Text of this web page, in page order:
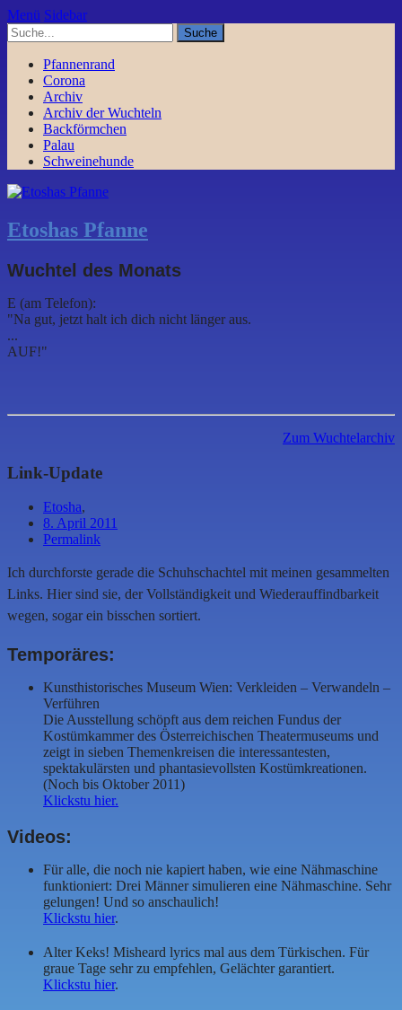
Menü Sidebar
Pfannenrand
Corona
Archiv
Archiv der Wuchteln
Backförmchen
Palau
Schweinehunde
Etoshas Pfanne
Wuchtel des Monats
E (am Telefon):
"Na gut, jetzt halt ich dich nicht länger aus.
...
AUF!"
Zum Wuchtelarchiv
Link-Update
Etosha,
8. April 2011
Permalink
Ich durchforste gerade die Schuhschachtel mit meinen gesammelten
Links. Hier sind sie, der Vollständigkeit und Wiederauffindbarkeit
wegen, sogar ein bisschen sortiert.
Temporäres:
Kunsthistorisches Museum Wien: Verkleiden – Verwandeln –
Verführen
Die Ausstellung schöpft aus dem reichen Fundus der
Kostümkammer des Österreichischen Theatermuseums und
zeigt in sieben Themenkreisen die interessantesten,
spektakulärsten und phantasievollsten Kostümkreationen.
(Noch bis Oktober 2011)
Klickstu hier.
Videos:
Für alle, die noch nie kapiert haben, wie eine Nähmaschine
funktioniert: Drei Männer simulieren eine Nähmaschine. Sehr
gelungen! Und so anschaulich!
Klickstu hier.
Alter Keks! Misheard lyrics mal aus dem Türkischen. Für
graue Tage sehr zu empfehlen, Gelächter garantiert.
Klickstu hier.